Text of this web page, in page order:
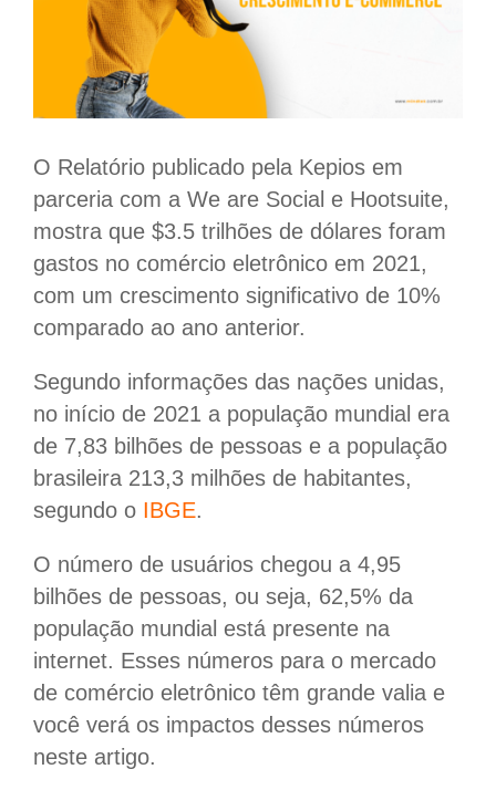
O Relatório publicado pela Kepios em
parceria com a We are Social e Hootsuite,
mostra que $3.5 trilhões de dólares foram
gastos no comércio eletrônico em 2021,
com um crescimento significativo de 10%
comparado ao ano anterior.
Segundo informações das nações unidas,
no início de 2021 a população mundial era
de 7,83 bilhões de pessoas e a população
brasileira 213,3 milhões de habitantes,
segundo o IBGE.
O número de usuários chegou a 4,95
bilhões de pessoas, ou seja, 62,5% da
população mundial está presente na
internet. Esses números para o mercado
de comércio eletrônico têm grande valia e
você verá os impactos desses números
neste artigo.